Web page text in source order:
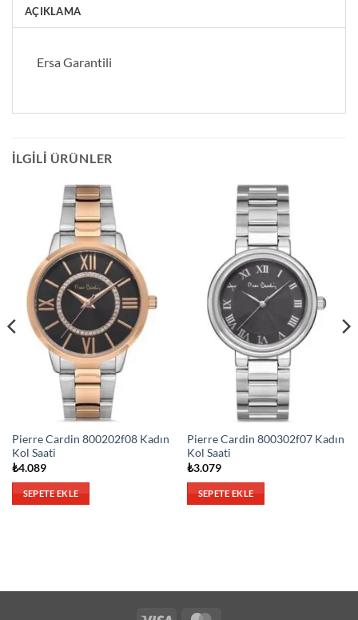
AÇIKLAMA
Ersa Garantili
İLGILI ÜRÜNLER
Pierre Cardin 800202f08 Kadın
Kol Saati
₺4.089
SEPETE EKLE
Pierre Cardin 800302f07 Kadın
Kol Saati
₺3.079
SEPETE EKLE